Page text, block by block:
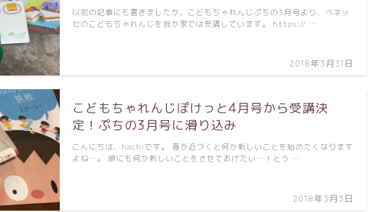
2018年3月31日
以前の記事にも書きましたが、こどもちゃれんじぷちの3月号より、ベネッ
セのこどもちゃれんじを我が家では受講しています。 https:// …
こどもちゃれんじぽけっと4月号から受講決
定！ぷちの3月号に滑り込み
2018年3月3日
こんにちは、hachiです。 春が近づくと何か新しいことを始めたくなります
よね…。 娘にも何か新しいことをさせてあげたい…！とう …